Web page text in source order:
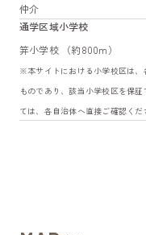
仲介
通学区域小学校
笄小学校 （約800m）
※本サイトにおける小学校区は、
ものであり、該当小学校区を保
ては、各自治体へ直接ご確認くだ